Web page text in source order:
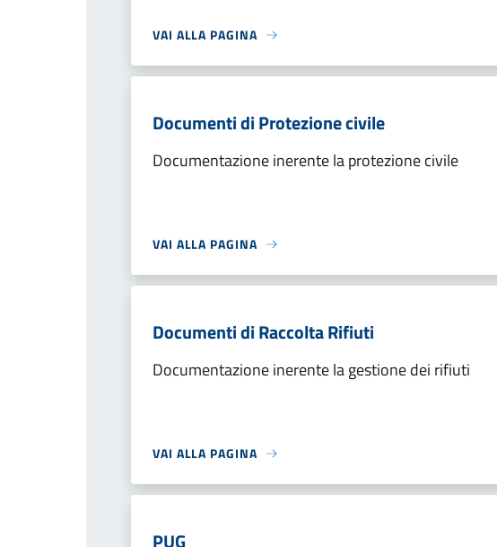
VAI ALLA PAGINA
Documenti di Protezione civile
Documentazione inerente la protezione civile
VAI ALLA PAGINA
Documenti di Raccolta Rifiuti
Documentazione inerente la gestione dei rifiuti
VAI ALLA PAGINA
PUG